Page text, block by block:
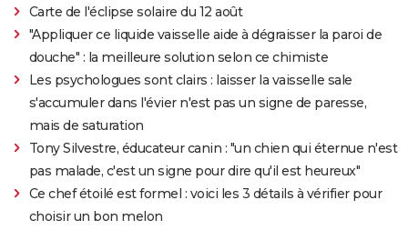
Carte de l'éclipse solaire du 12 août
"Appliquer ce liquide vaisselle aide à dégraisser la paroi de
douche" : la meilleure solution selon ce chimiste
Les psychologues sont clairs : laisser la vaisselle sale
s'accumuler dans l'évier n'est pas un signe de paresse,
mais de saturation
Tony Silvestre, éducateur canin : "un chien qui éternue n'est
pas malade, c'est un signe pour dire qu'il est heureux"
Ce chef étoilé est formel : voici les 3 détails à vérifier pour
choisir un bon melon